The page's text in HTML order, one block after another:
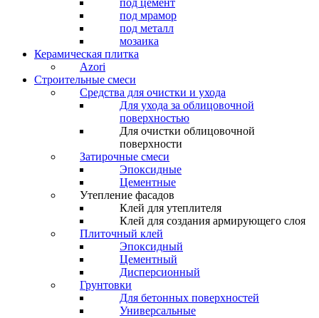
под цемент
под мрамор
под металл
мозаика
Керамическая плитка
Azori
Строительные смеси
Средства для очистки и ухода
Для ухода за облицовочной
поверхностью
Для очистки облицовочной
поверхности
Затирочные смеси
Эпоксидные
Цементные
Утепление фасадов
Клей для утеплителя
Клей для создания армирующего слоя
Плиточный клей
Эпоксидный
Цементный
Дисперсионный
Грунтовки
Для бетонных поверхностей
Универсальные